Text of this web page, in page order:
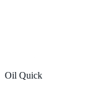
Oil Quick